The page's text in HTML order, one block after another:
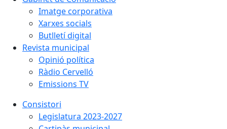
Imatge corporativa
Xarxes socials
Butlletí digital
Revista municipal
Opinió política
Ràdio Cervelló
Emissions TV
Consistori
Legislatura 2023-2027